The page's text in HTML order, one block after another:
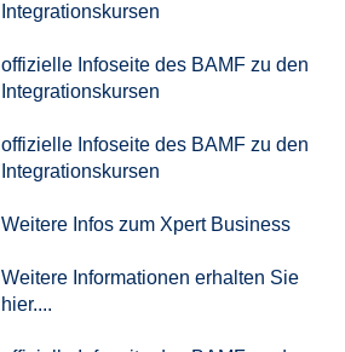
Integrationskursen
offizielle Infoseite des BAMF zu den
Integrationskursen
offizielle Infoseite des BAMF zu den
Integrationskursen
Weitere Infos zum Xpert Business
Weitere Informationen erhalten Sie
hier....